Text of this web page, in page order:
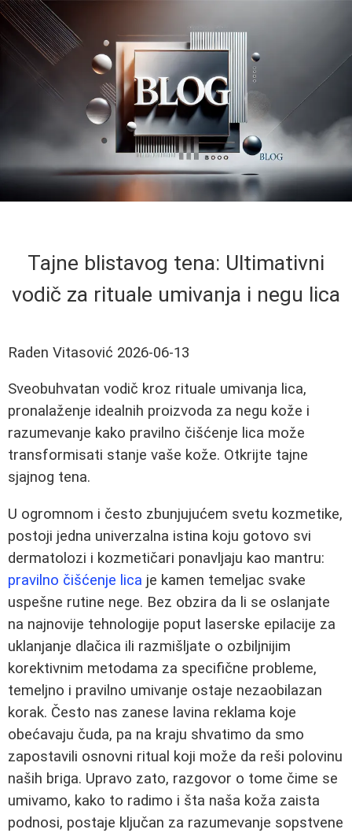
Tajne blistavog tena: Ultimativni
vodič za rituale umivanja i negu lica
Raden Vitasović 2026-06-13
Sveobuhvatan vodič kroz rituale umivanja lica,
pronalaženje idealnih proizvoda za negu kože i
razumevanje kako pravilno čišćenje lica može
transformisati stanje vaše kože. Otkrijte tajne
sjajnog tena.
U ogromnom i često zbunjujućem svetu kozmetike,
postoji jedna univerzalna istina koju gotovo svi
dermatolozi i kozmetičari ponavljaju kao mantru:
pravilno čišćenje lica je kamen temeljac svake
uspešne rutine nege. Bez obzira da li se oslanjate
na najnovije tehnologije poput laserske epilacije za
uklanjanje dlačica ili razmišljate o ozbiljnijim
korektivnim metodama za specifične probleme,
temeljno i pravilno umivanje ostaje nezaobilazan
korak. Često nas zanese lavina reklama koje
obećavaju čuda, pa na kraju shvatimo da smo
zapostavili osnovni ritual koji može da reši polovinu
naših briga. Upravo zato, razgovor o tome čime se
umivamo, kako to radimo i šta naša koža zaista
podnosi, postaje ključan za razumevanje sopstvene